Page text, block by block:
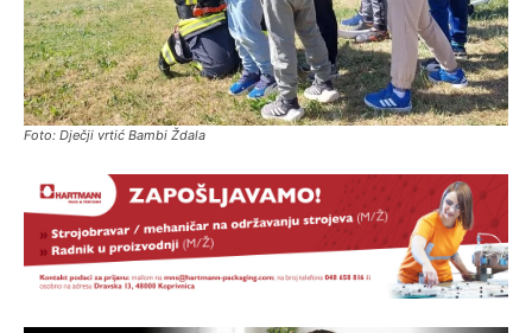
Foto: Dječji vrtić Bambi Ždala